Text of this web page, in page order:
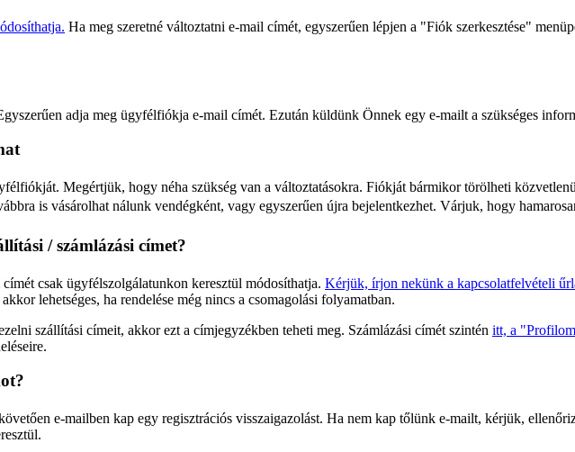
Ha meg szeretné változtatni e-mail címét, egyszerűen lépjen a "Fiók szerkesztése"
adja meg ügyfélfiókja e-mail címét. Ezután küldünk Önnek egy e-mailt a szükséges
Megértjük, hogy néha szükség van a változtatásokra. Fiókját bármikor törölheti
is vásárolhat nálunk vendégként, vagy egyszerűen újra bejelentkezhet. Várjuk, hogy
/ számlázási címet?
csak ügyfélszolgálatunkon keresztül módosíthatja. Kérjük, írjon nekünk a kapcsolatfelvételi
lehetséges, ha rendelése még nincs a csomagolási folyamatban.
szállítási címeit, akkor ezt a címjegyzékben teheti meg. Számlázási címét szintén itt, a
e-mailben kap egy regisztrációs visszaigazolást. Ha nem kap tőlünk e-mailt, kérjük,